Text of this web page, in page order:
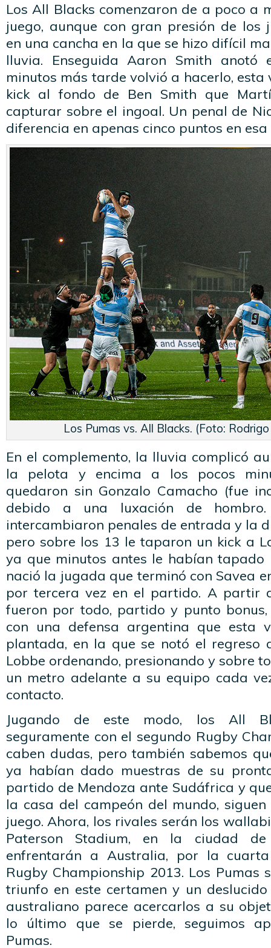
Los All Blacks comenzaron de a poco a
juego, aunque con gran presión de los
en una cancha en la que se hizo difícil
lluvia. Enseguida Aaron Smith
minutos más tarde volvió a hacerlo, esta
kick al fondo de Ben Smith que
capturar sobre el ingoal. Un penal de
diferencia en apenas cinco puntos en
Los Pumas vs. All Blacks. (Foto:
En el complemento, la lluvia complicó
la pelota y encima a los pocos
quedaron sin Gonzalo Camacho (fue
debido a una luxación de
intercambiaron penales de entrada y la
pero sobre los 13 le taparon un kick a
ya que minutos antes le habían
nació la jugada que terminó con Savea
por tercera vez en el partido. A partir
fueron por todo, partido y punto
con una defensa argentina que esta
plantada, en la que se notó el regreso
Lobbe ordenando, presionando y sobre
un metro adelante a su equipo cada
contacto.
Jugando de este modo, los All
seguramente con el segundo Rugby
caben dudas, pero también sabemos
ya habían dado muestras de su
partido de Mendoza ante Sudáfrica y
la casa del campeón del mundo,
juego. Ahora, los rivales serán los
Paterson Stadium, en la ciudad
enfrentarán a Australia, por la
Rugby Championship 2013. Los Pumas
triunfo en este certamen y un
australiano parece acercarlos a su
lo último que se pierde, seguimos
Pumas.